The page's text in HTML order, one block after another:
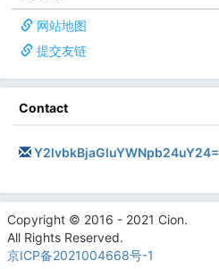
网站地图
提交友链
Contact
Y2lvbkBjaGluYWNpb24uY24=
Copyright © 2016 - 2021 Cion.
All Rights Reserved.
京ICP备2021004668号-1